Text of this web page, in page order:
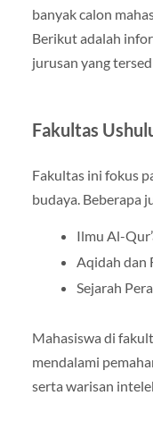
banyak calon
Berikut adalah
jurusan yang
Fakultas
Fakultas ini fokus
budaya. Beberapa
Ilmu Al-
Aqidah dan
Sejarah
Mahasiswa di
mendalami
serta warisan